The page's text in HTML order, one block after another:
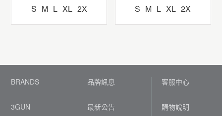
S M L XL 2X S M L XL 2X
BRANDS
3GUN
品牌訊息
最新公告
客服中心
購物說明